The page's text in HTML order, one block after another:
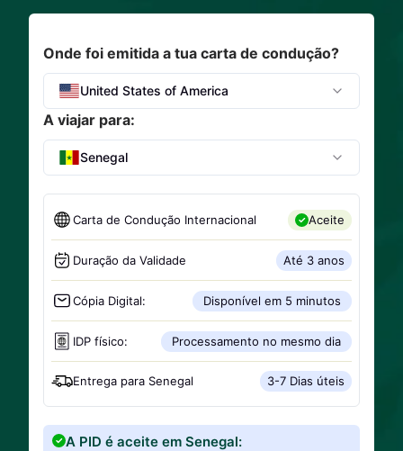
Onde foi emitida a tua carta de condução?
United States of America
A viajar para:
Senegal
Carta de Condução Internacional Aceite
Duração da Validade Até 3 anos
Cópia Digital: Disponível em 5 minutos
IDP físico: Processamento no mesmo dia
Entrega para Senegal 3-7 Dias úteis
A PID é aceite em Senegal: